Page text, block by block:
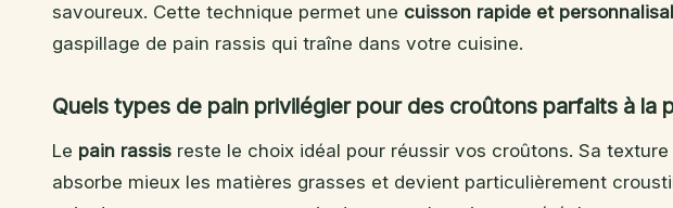
savoureux. Cette technique permet une cuisson rapide et
gaspillage de pain rassis qui traîne dans votre cuisine.
Quels types de pain privilégier pour des croûtons parfaits à la
Le pain rassis reste le choix idéal pour réussir vos croûtons. Sa
absorbe mieux les matières grasses et devient particulièrement